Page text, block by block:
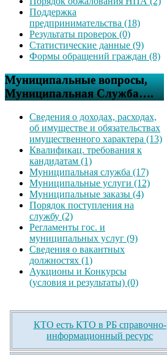
Поддержка
предпринимательства (18)
Результаты проверок (0)
Статистические данные (9)
Формы обращений граждан (8)
Муниципальные вопросы,
Муниципальная Служба….
Сведения о доходах, расходах,
об имуществе и обязательствах
имущественного характера (13)
Квалификац. требования к
кандидатам (1)
Муниципальная служба (17)
Муниципальные услуги (12)
Муниципальные заказы (4)
Порядок поступления на
службу (2)
Регламенты гос. и
муниципальных услуг (9)
Сведения о вакантных
должностях (1)
Аукционы и Конкурсы
(условия и результаты) (0)
КТО есть КТО в РБ справочно-
информационный ресурс